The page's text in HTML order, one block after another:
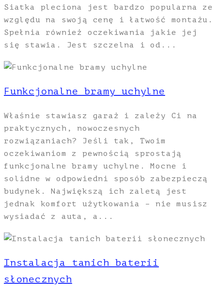
Siatka pleciona jest bardzo popularna ze
względu na swoją cenę i łatwość montażu.
Spełnia również oczekiwania jakie jej
się stawia. Jest szczelna i od...
Funkcjonalne bramy uchylne
Właśnie stawiasz garaż i zależy Ci na
praktycznych, nowoczesnych
rozwiązaniach? Jeśli tak, Twoim
oczekiwaniom z pewnością sprostają
funkcjonalne bramy uchylne. Mocne i
solidne w odpowiedni sposób zabezpieczą
budynek. Największą ich zaletą jest
jednak komfort użytkowania – nie musisz
wysiadać z auta, a...
Instalacja tanich baterii
słonecznych